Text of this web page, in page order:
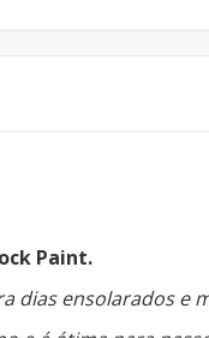
Paint.
dias ensolarados e